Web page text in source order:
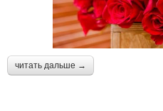
читать дальше →